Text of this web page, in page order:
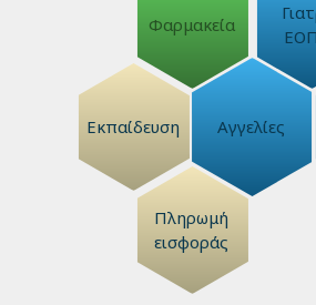
Φαρμακεία
Εκπαίδευση Αγγελίες
Πληρωμή
εισφοράς